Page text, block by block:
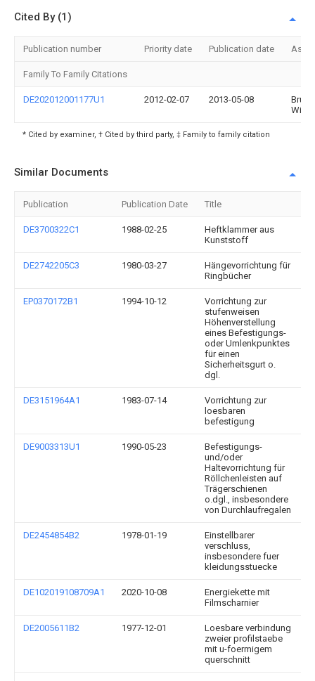
Cited By (1)
Publication number Priority date Publication date
Family To Family Citations
DE202012001177U1 2012-02-07 2013-05-08
Bruno
* Cited by examiner, † Cited by third party, ‡ Family to family citation
Similar Documents
Publication Publication Date Title
DE3700322C1 1988-02-25
Heftklammer aus
Kunststoff
DE2742205C3 1980-03-27
Hängevorrichtung für
Ringbücher
EP0370172B1 1994-10-12
Vorrichtung zur
stufenweisen
Höhenverstellung
eines Befestigungs-
oder Umlenkpunktes
für einen
Sicherheitsgurt o.
dgl.
DE3151964A1 1983-07-14
Vorrichtung zur
loesbaren
befestigung
DE9003313U1 1990-05-23
Befestigungs-
und/oder
Haltevorrichtung für
Röllchenleisten auf
Trägerschienen
o.dgl., insbesondere
von Durchlaufregalen
DE2454854B2 1978-01-19
Einstellbarer
verschluss,
insbesondere fuer
kleidungsstuecke
DE102019108709A1 2020-10-08
Energiekette mit
Filmscharnier
DE2005611B2 1977-12-01
Loesbare verbindung
zweier profilstaebe
mit u-foermigem
querschnitt